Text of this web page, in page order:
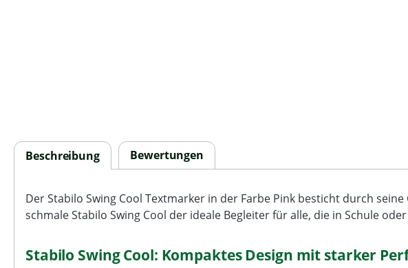
Beschreibung Bewertungen
Der Stabilo Swing Cool Textmarker in der Farbe Pink besticht durch
schmale Stabilo Swing Cool der ideale Begleiter für alle, die in Schule
Stabilo Swing Cool: Kompaktes Design mit starker